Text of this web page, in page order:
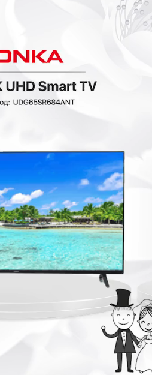
Ashley - Зөөлөн
сандал A1000550
Зочны өрөө
288,000₮
259,200₮
- 648,700₮